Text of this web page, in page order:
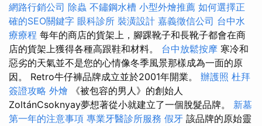
網路行銷公司 除蟲 不鏽鋼水槽 小型外燴推薦 如何選擇正
確的SEO關鍵字 眼科診所 裝潢設計 嘉義徵信公司 台中水
療療程 每年的商店的貨架上，腳踝靴子和長靴子都會在商
店的貨架上獲得各種高跟鞋和材料。 台中放鬆按摩 寒冷和
惡劣的天氣並不是您的心情像冬季風景那樣成為一面的原
因。 Retro牛仔褲品牌成立並於2001年開業。 辦護照 杜拜
簽證攻略 外燴 《被包容的男人》的創始人
ZoltánCsoknyay夢想著從小就建立了一個脫髮品牌。 新墓
第一年的注意事項 專業牙醫診所服務 假牙 該品牌的原始靈